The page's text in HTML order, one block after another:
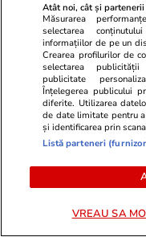
Radu Miruță,
stâncii Pârjoaia de
„O intervenție cu
este rezolvarea
Cernavodă
Știri România
Cum să alegi
de mulți
Atât noi, cât și
Măsurarea
selectarea
informațiilor de pe un
Crearea profilurilor de
selectarea
publicitate
Înțelegerea publicului
diferite. Utilizarea
de date limitate pentru
și identificarea prin
Listă parteneri
VREAU SA